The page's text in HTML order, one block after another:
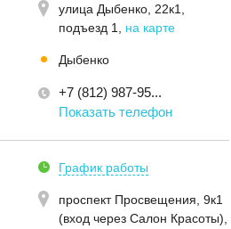
улица Дыбенко, 22к1,
подъезд 1
на карте
Дыбенко
+7 (812) 987-95...
Показать телефон
График работы
проспект Просвещения, 9к1
(вход через Салон Красоты)